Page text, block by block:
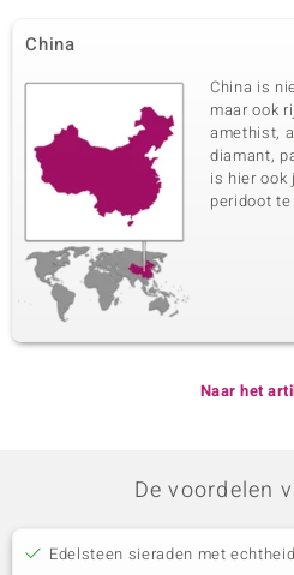
China
China is
maar ook
amethist,
diamant,
is hier
peridoot te
Naar het
De voordelen
Edelsteen sieraden met